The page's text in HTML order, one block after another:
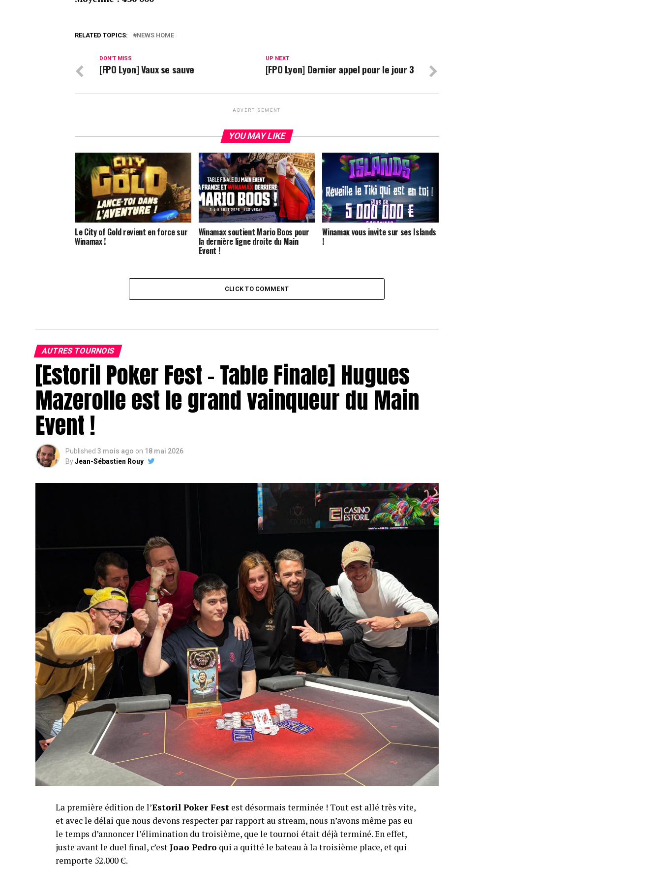
RELATED TOPICS: NEWS HOME
UP NEXT
[FPO Lyon] Dernier appel pour le jour 3
DON'T MISS
[FPO Lyon] Vaux se sauve
ADVERTISEMENT
YOU MAY LIKE
Le City of Gold revient en force sur
Winamax !
Winamax soutient Mario Boos pour
la dernière ligne droite du Main
Event !
Winamax vous invite sur ses Islands
!
CLICK TO COMMENT
AUTRES TOURNOIS
[Estoril Poker Fest – Table Finale] Hugues
Mazerolle est le grand vainqueur du Main
Event !
Published 3 mois ago on 18 mai 2026
ByJean-Sébastien Rouy
La première édition de l’Estoril Poker Fest est désormais terminée ! Tout est allé très vite,
et avec le délai que nous devons respecter par rapport au stream, nous n’avons même pas eu
le temps d’annoncer l’élimination du troisième, que le tournoi était déjà terminé. En effet,
juste avant le duel final, c’estJoao Pedro qui a quitté le bateau à la troisième place, et qui
remporte 52.000 €.